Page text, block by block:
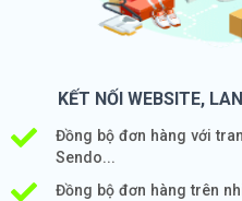
KẾT NỐI WEBSITE,
Đồng bộ đơn hàng với
Sendo...
Đồng bộ đơn hàng trên